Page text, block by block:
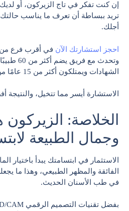
إن كنت تفكر في تاج الزيركون، أو
تريد ببساطة أن تعرف ما يناسب
أجلك.
احجز استشارتك الآن في أقرب فرع من
وتحدث مع
الشهادات ويمتلكون أكثر من 15 عامًا من الخبرة الفعلية.
الاستشارة أيسر مما تتخيل، والنتيجة
الخلاصة: الزيركون
وجمال الطبيعة
الاستثمار في ابتسامتك يبدأ باختيار
الفائقة والمظهر الطبيعي، وهذا ما
في طب الأسنان الحديث.